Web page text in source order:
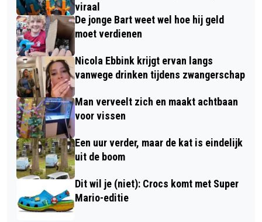
viraal
De jonge Bart weet wel hoe hij geld
moet verdienen
Nicola Ebbink krijgt ervan langs
vanwege drinken tijdens zwangerschap
Man verveelt zich en maakt achtbaan
voor vissen
Een uur verder, maar de kat is eindelijk
uit de boom
Dit wil je (niet): Crocs komt met Super
Mario-editie